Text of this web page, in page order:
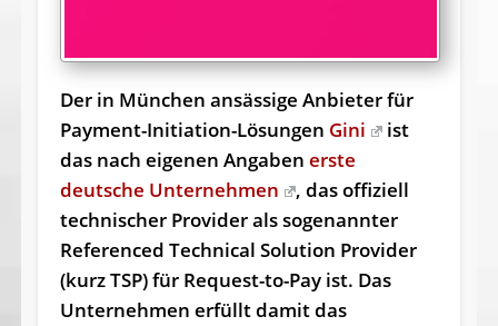
Der in München ansässige Anbieter für
Payment-Initiation-Lösungen Gini
ist
das nach eigenen Angaben erste
deutsche Unternehmen
, das offiziell
technischer Provider als sogenannter
Referenced Technical Solution Provider
(kurz TSP) für Request-to-Pay ist. Das
Unternehmen erfüllt damit das